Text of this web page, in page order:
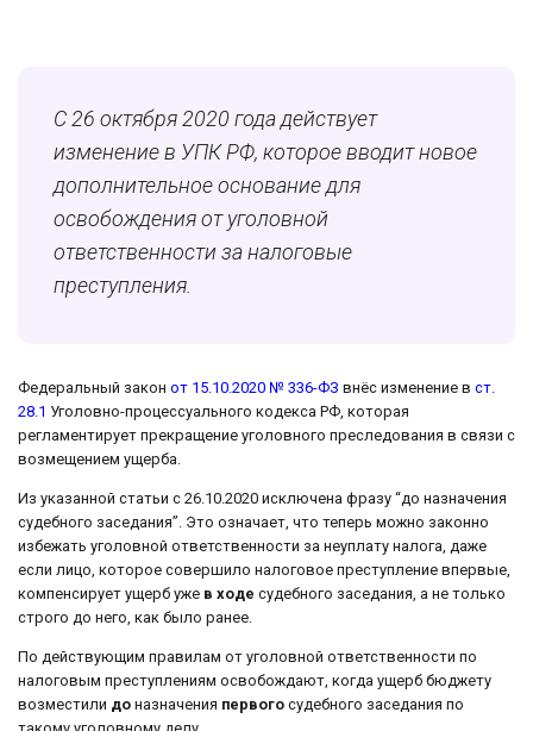
С 26 октября 2020 года действует
изменение в УПК РФ, которое вводит новое
дополнительное основание для
освобождения от уголовной
ответственности за налоговые
преступления.
Федеральный закон от 15.10.2020 № 336-ФЗ внёс изменение в ст.
28.1 Уголовно-процессуального кодекса РФ, которая
регламентирует прекращение уголовного преследования в связи с
возмещением ущерба.
Из указанной статьи с 26.10.2020 исключена фразу “до назначения
судебного заседания”. Это означает, что теперь можно законно
избежать уголовной ответственности за неуплату налога, даже
если лицо, которое совершило налоговое преступление впервые,
компенсирует ущерб уже в ходе судебного заседания, а не только
строго до него, как было ранее.
По действующим правилам от уголовной ответственности по
налоговым преступлениям освобождают, когда ущерб бюджету
возместили до назначения первого судебного заседания по